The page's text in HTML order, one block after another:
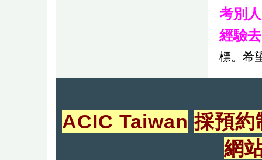
考別
經驗
標。希
ACIC Taiwan 採預約
網